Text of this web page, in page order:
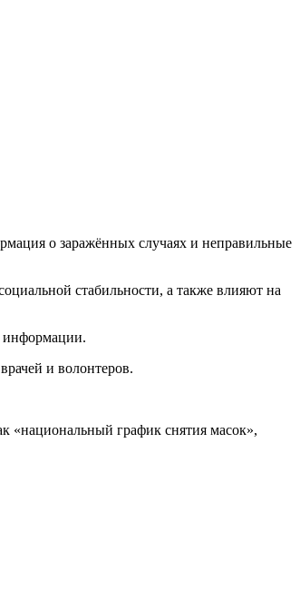
о заражённых случаях и неправильные
стабильности, а также влияют на
информации.
и волонтеров.
«национальный график снятия масок»,